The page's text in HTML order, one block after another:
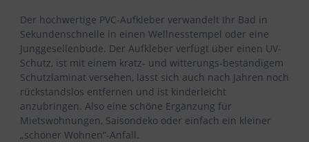
Der hochwertige PVC-Aufkleber verwandelt Ihr Bad in
Sekundenschnelle in einen Wellnesstempel oder eine
Junggesellenbude. Der Aufkleber verfügt über einen UV-
Schutz, ist mit einem kratz- und witterungs-beständigem
Schutzlaminat versehen, lässt sich auch nach Jahren noch
rückstandslos entfernen und ist kinderleicht
anzubringen. Also eine schöne Ergänzung für
Mietswohnungen, Saisondeko oder einfach ein kleiner
„schöner Wohnen“-Anfall.